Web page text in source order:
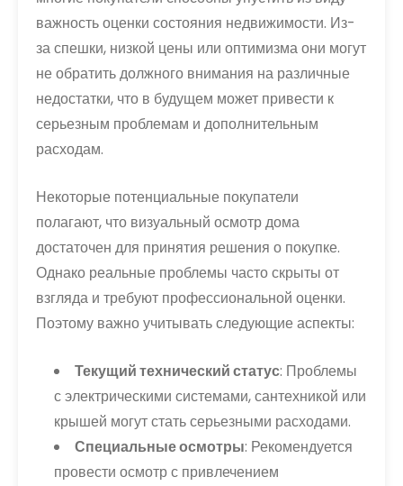
важность оценки состояния недвижимости. Из-
за спешки, низкой цены или оптимизма они могут
не обратить должного внимания на различные
недостатки, что в будущем может привести к
серьезным проблемам и дополнительным
расходам.
Некоторые потенциальные покупатели
полагают, что визуальный осмотр дома
достаточен для принятия решения о покупке.
Однако реальные проблемы часто скрыты от
взгляда и требуют профессиональной оценки.
Поэтому важно учитывать следующие аспекты:
Текущий технический статус: Проблемы
с электрическими системами, сантехникой или
крышей могут стать серьезными расходами.
Специальные осмотры: Рекомендуется
провести осмотр с привлечением